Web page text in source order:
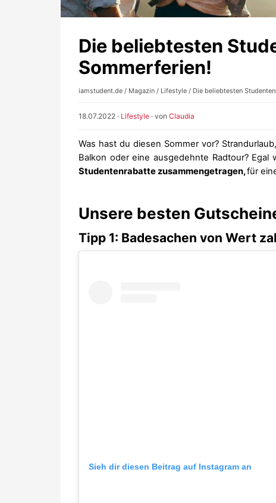
Die beliebtesten
Sommerferien!
iamstudent.de / Magazin / Lifestyle / Die beliebtesten
18.07.2022 · Lifestyle · von Claudia
Was hast du diesen Sommer vor?
Balkon oder eine ausgedehnte Radtour? Egal
Studentenrabatte zusammengetragen,für
Unsere besten
Tipp 1: Badesachen von Wert
Sieh dir diesen Beitrag auf Instagram an